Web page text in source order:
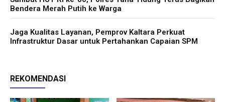
Bendera Merah Putih ke Warga
Jaga Kualitas Layanan, Pemprov Kaltara Perkuat
Infrastruktur Dasar untuk Pertahankan Capaian SPM
REKOMENDASI